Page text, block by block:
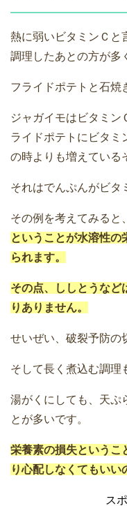
熱に弱いビタミンＣと
調理したあとの方が多
フライドポテトと石焼
ジャガイモはビタミン
ライドポテトにビタミ
の時よりも増えている
それはでんぷんがビタ
その例を考えてみると、
ということが水溶性の
られます。
その点、ししとうなど
りありません。
せいぜい、破裂予防の
そして長く煮込む調理
湯がくにしても、天ぷ
とが多いです。
栄養素の損失というこ
り心配しなくてもいい
ス